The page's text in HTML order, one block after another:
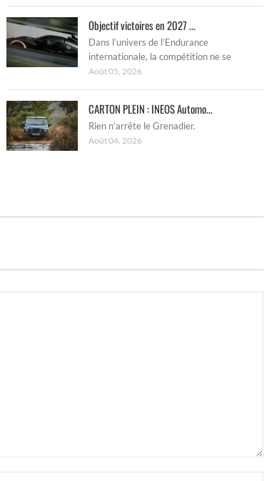
Objectif victoires en 2027 ...
Dans l’univers de l’Endurance
internationale, la compétition ne se
Août 05, 2026
CARTON PLEIN : INEOS Automo...
Rien n’arrête le Grenadier.
Août 04, 2026